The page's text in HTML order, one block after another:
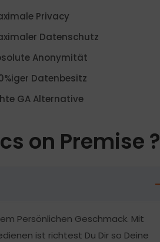
Privacy
Datenschutz
Anonymität
Datenbesitz
GA Alternative
on Premise ?
Persönlichen Geschmack. Mit
ist richtest Du Dir so Deine